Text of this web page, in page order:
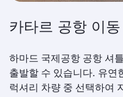
카타르 공항 이동
하마드 국제공항 공항 셔
출발할 수 있습니다. 유연
럭셔리 차량 중 선택하여